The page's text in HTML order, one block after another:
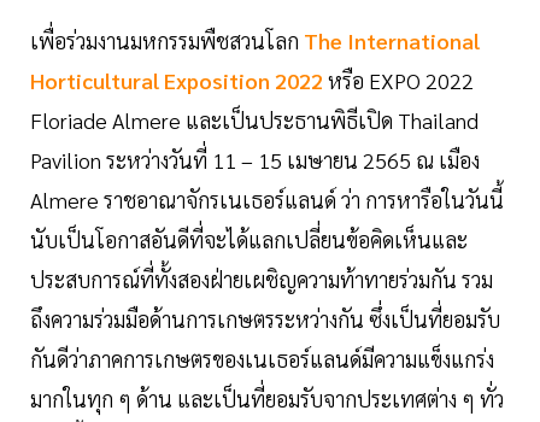
เพื่อร่วมงานมหกรรมพืชสวนโลก The International
Horticultural Exposition 2022 หรือ EXPO 2022
Floriade Almere และเป็นประธานพิธีเปิด Thailand
Pavilion ระหว่างวันที่ 11 – 15 เมษายน 2565 ณ เมือง
Almere ราชอาณาจักรเนเธอร์แลนด์ ว่า การหารือในวันนี้
นับเป็นโอกาสอันดีที่จะได้แลกเปลี่ยนข้อคิดเห็นและ
ประสบการณ์ที่ทั้งสองฝ่ายเผชิญความท้าทายร่วมกัน รวม
ถึงความร่วมมือด้านการเกษตรระหว่างกัน ซึ่งเป็นที่ยอมรับ
กันดีว่าภาคการเกษตรของเนเธอร์แลนด์มีความแข็งแกร่ง
มากในทุก ๆ ด้าน และเป็นที่ยอมรับจากประเทศต่าง ๆ ทั่ว